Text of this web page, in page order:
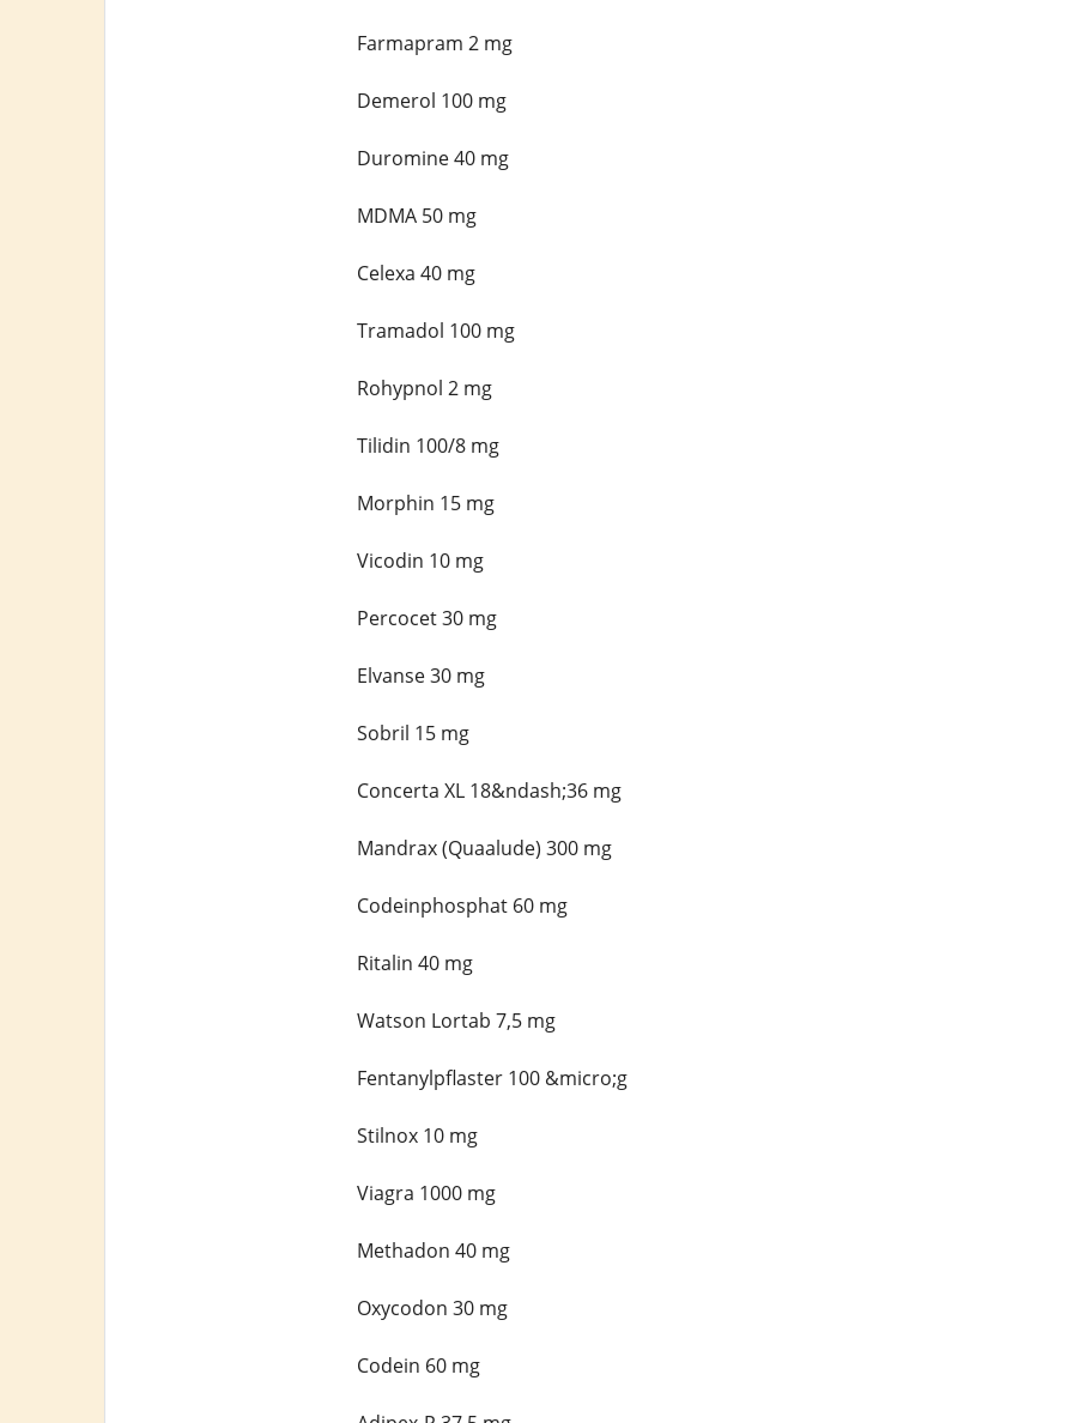
Farmapram 2 mg
Demerol 100 mg
Duromine 40 mg
MDMA 50 mg
Celexa 40 mg
Tramadol 100 mg
Rohypnol 2 mg
Tilidin 100/8 mg
Morphin 15 mg
Vicodin 10 mg
Percocet 30 mg
Elvanse 30 mg
Sobril 15 mg
Concerta XL 18&ndash;36 mg
Mandrax (Quaalude) 300 mg
Codeinphosphat 60 mg
Ritalin 40 mg
Watson Lortab 7,5 mg
Fentanylpflaster 100 &micro;g
Stilnox 10 mg
Viagra 1000 mg
Methadon 40 mg
Oxycodon 30 mg
Codein 60 mg